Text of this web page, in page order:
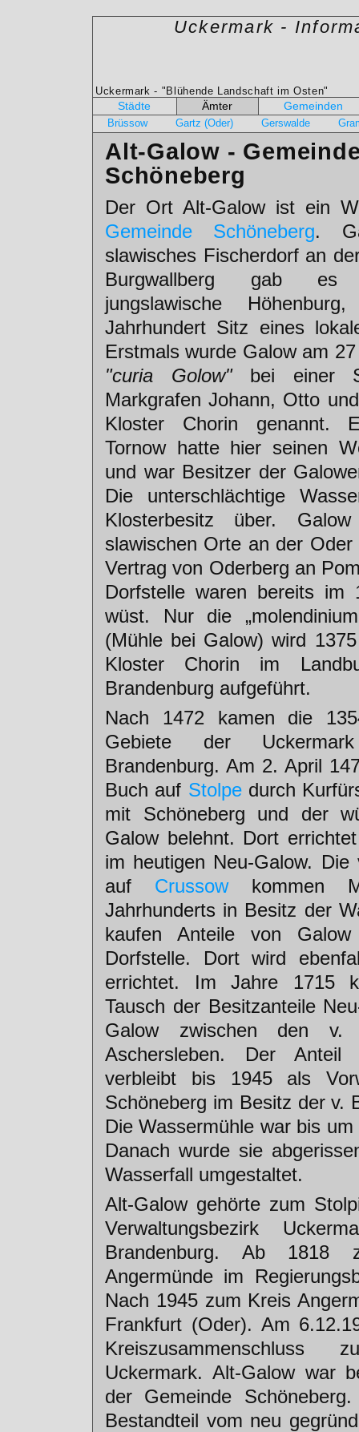
Uckermark -
Uckermark - "Blühende Landschaft im Osten"
Städte Ämter Gemeinden
Brüssow Gartz (Oder) Gerswalde
Alt-Galow -
Schöneberg
Der Ort Alt-Galow ist ein
Gemeinde Schöneberg.
slawisches Fischerdorf an
Burgwallberg gab
jungslawische
Jahrhundert Sitz eines
Erstmals wurde Galow am
"curia Golow"bei einer
Markgrafen Johann, Otto
Kloster Chorin genannt.
Tornow hatte hier seinen
und war Besitzer der
Die unterschlächtige
Klosterbesitz über.
slawischen Orte an der
Vertrag von Oderberg an
Dorfstelle waren bereits im
wüst. Nur die
(Mühle bei Galow) wird
Kloster Chorin im
Brandenburg aufgeführt.
Nach 1472 kamen die
Gebiete der
Brandenburg. Am 2. April
Buch auf Stolpedurch
mit Schöneberg und der
Galow belehnt. Dort
im heutigen Neu-Galow. Die
auf Crussowkommen
Jahrhunderts in Besitz der
kaufen Anteile von
Dorfstelle. Dort wird
errichtet. Im Jahre 1715
Tausch der Besitzanteile
Galow zwischen den
Aschersleben. Der Anteil
verbleibt bis 1945 als
Schöneberg im Besitz der v.
Die Wassermühle war bis
Danach wurde sie
Wasserfall umgestaltet.
Alt-Galow gehörte zum
Verwaltungsbezirk
Brandenburg. Ab 1818
Angermünde im
Nach 1945 zum Kreis
Frankfurt (Oder). Am
Kreiszusammenschluss
Uckermark. Alt-Galow war
der Gemeinde
Bestandteil vom neu